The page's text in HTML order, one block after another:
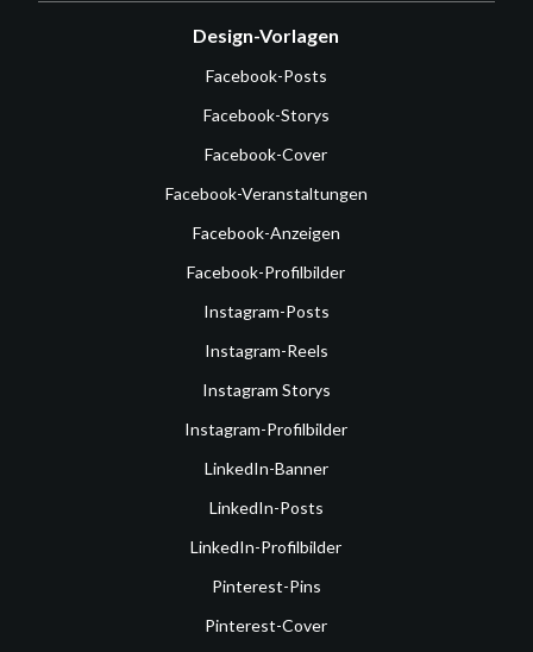
Design-Vorlagen
Facebook-Posts
Facebook-Storys
Facebook-Cover
Facebook-Veranstaltungen
Facebook-Anzeigen
Facebook-Profilbilder
Instagram-Posts
Instagram-Reels
Instagram Storys
Instagram-Profilbilder
LinkedIn-Banner
LinkedIn-Posts
LinkedIn-Profilbilder
Pinterest-Pins
Pinterest-Cover